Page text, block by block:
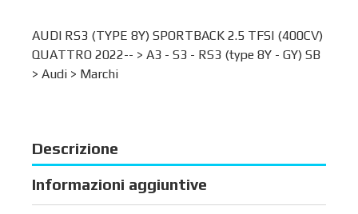
AUDI RS3 (TYPE 8Y) SPORTBACK 2.5 TFSI (400CV)
QUATTRO 2022-- > A3 - S3 - RS3 (type 8Y - GY) SB
> Audi > Marchi
Descrizione
Informazioni aggiuntive